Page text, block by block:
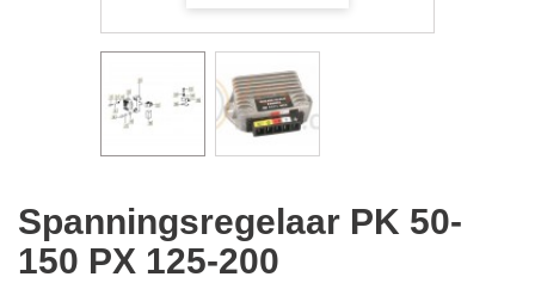
Spanningsregelaar PK 50-
150 PX 125-200